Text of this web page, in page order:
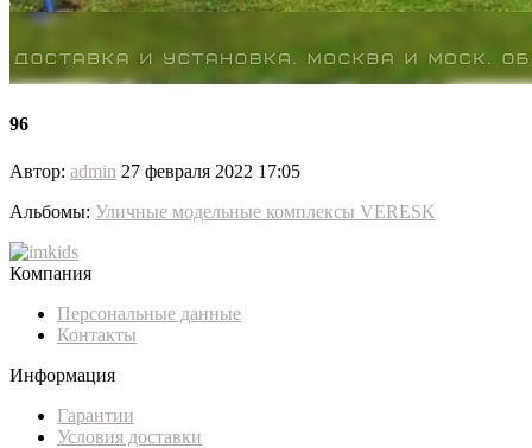
96
Автор: admin 27 февраля 2022 17:05
Альбомы: Уличные модельные комплексы VERESK
Компания
Персональные данные
Контакты
Информация
Гарантии
Условия доставки